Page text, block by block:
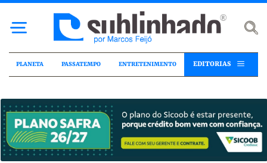
PLANETA PASSATEMPO ENTRETENIMENTO EDITORIAS